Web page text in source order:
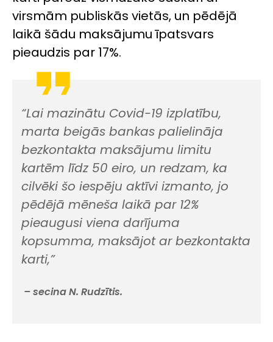
virsmām publiskās vietās, un pēdējā
laikā šādu maksājumu īpatsvars
pieaudzis par 17%.
“Lai mazinātu Covid-19 izplatību,
marta beigās bankas palielināja
bezkontakta maksājumu limitu
kartēm līdz 50 eiro, un redzam, ka
cilvēki šo iespēju aktīvi izmanto, jo
pēdējā mēneša laikā par 12%
pieaugusi viena darījuma
kopsumma, maksājot ar bezkontakta
karti,”
– secina N. Rudzītis.